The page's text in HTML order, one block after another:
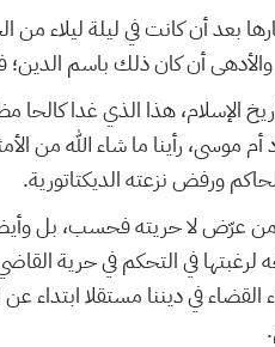
بعد أن كانت في ليلة ليلاء
أن كان ذلك باسم
الإسلام، هذا الذي غدا
موسى، رأينا ما شاء الله من
ورفض نزعته الديكتاتورية.
من عرّض لا حريته فحسب، بل
لرغبتها في التحكم في حرية
في ديننا مستقلا ابتداء